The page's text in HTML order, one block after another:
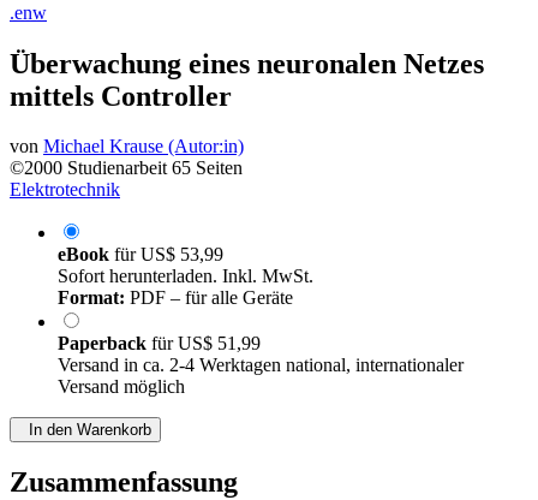
.enw
Überwachung eines neuronalen Netzes
mittels Controller
von Michael Krause (Autor:in)
©2000 Studienarbeit 65 Seiten
Elektrotechnik
eBook fürUS$ 53,99
Sofort herunterladen. Inkl. MwSt.
Format: PDF – für alle Geräte
Paperback fürUS$ 51,99
Versand in ca. 2-4 Werktagen national, internationaler
Versand möglich
In den Warenkorb
Zusammenfassung